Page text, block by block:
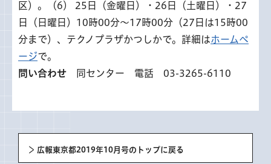
区）。（6） 25日（金曜日）・26日（土曜日）・27
日（日曜日）10時00分～17時00分（27日は15時00
分まで）、テクノプラザかつしかで。詳細はホームペ
ージで。
問い合わせ 同センター 電話 03-3265-6110
広報東京都2019年10月号のトップに戻る